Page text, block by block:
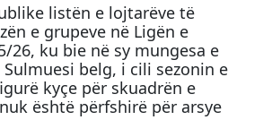
listën e lojtarëve të
e grupeve në Ligën e
26, ku bie në sy mungesa e
belg, i cili sezonin e
kyçe për skuadrën e
është përfshirë për arsye